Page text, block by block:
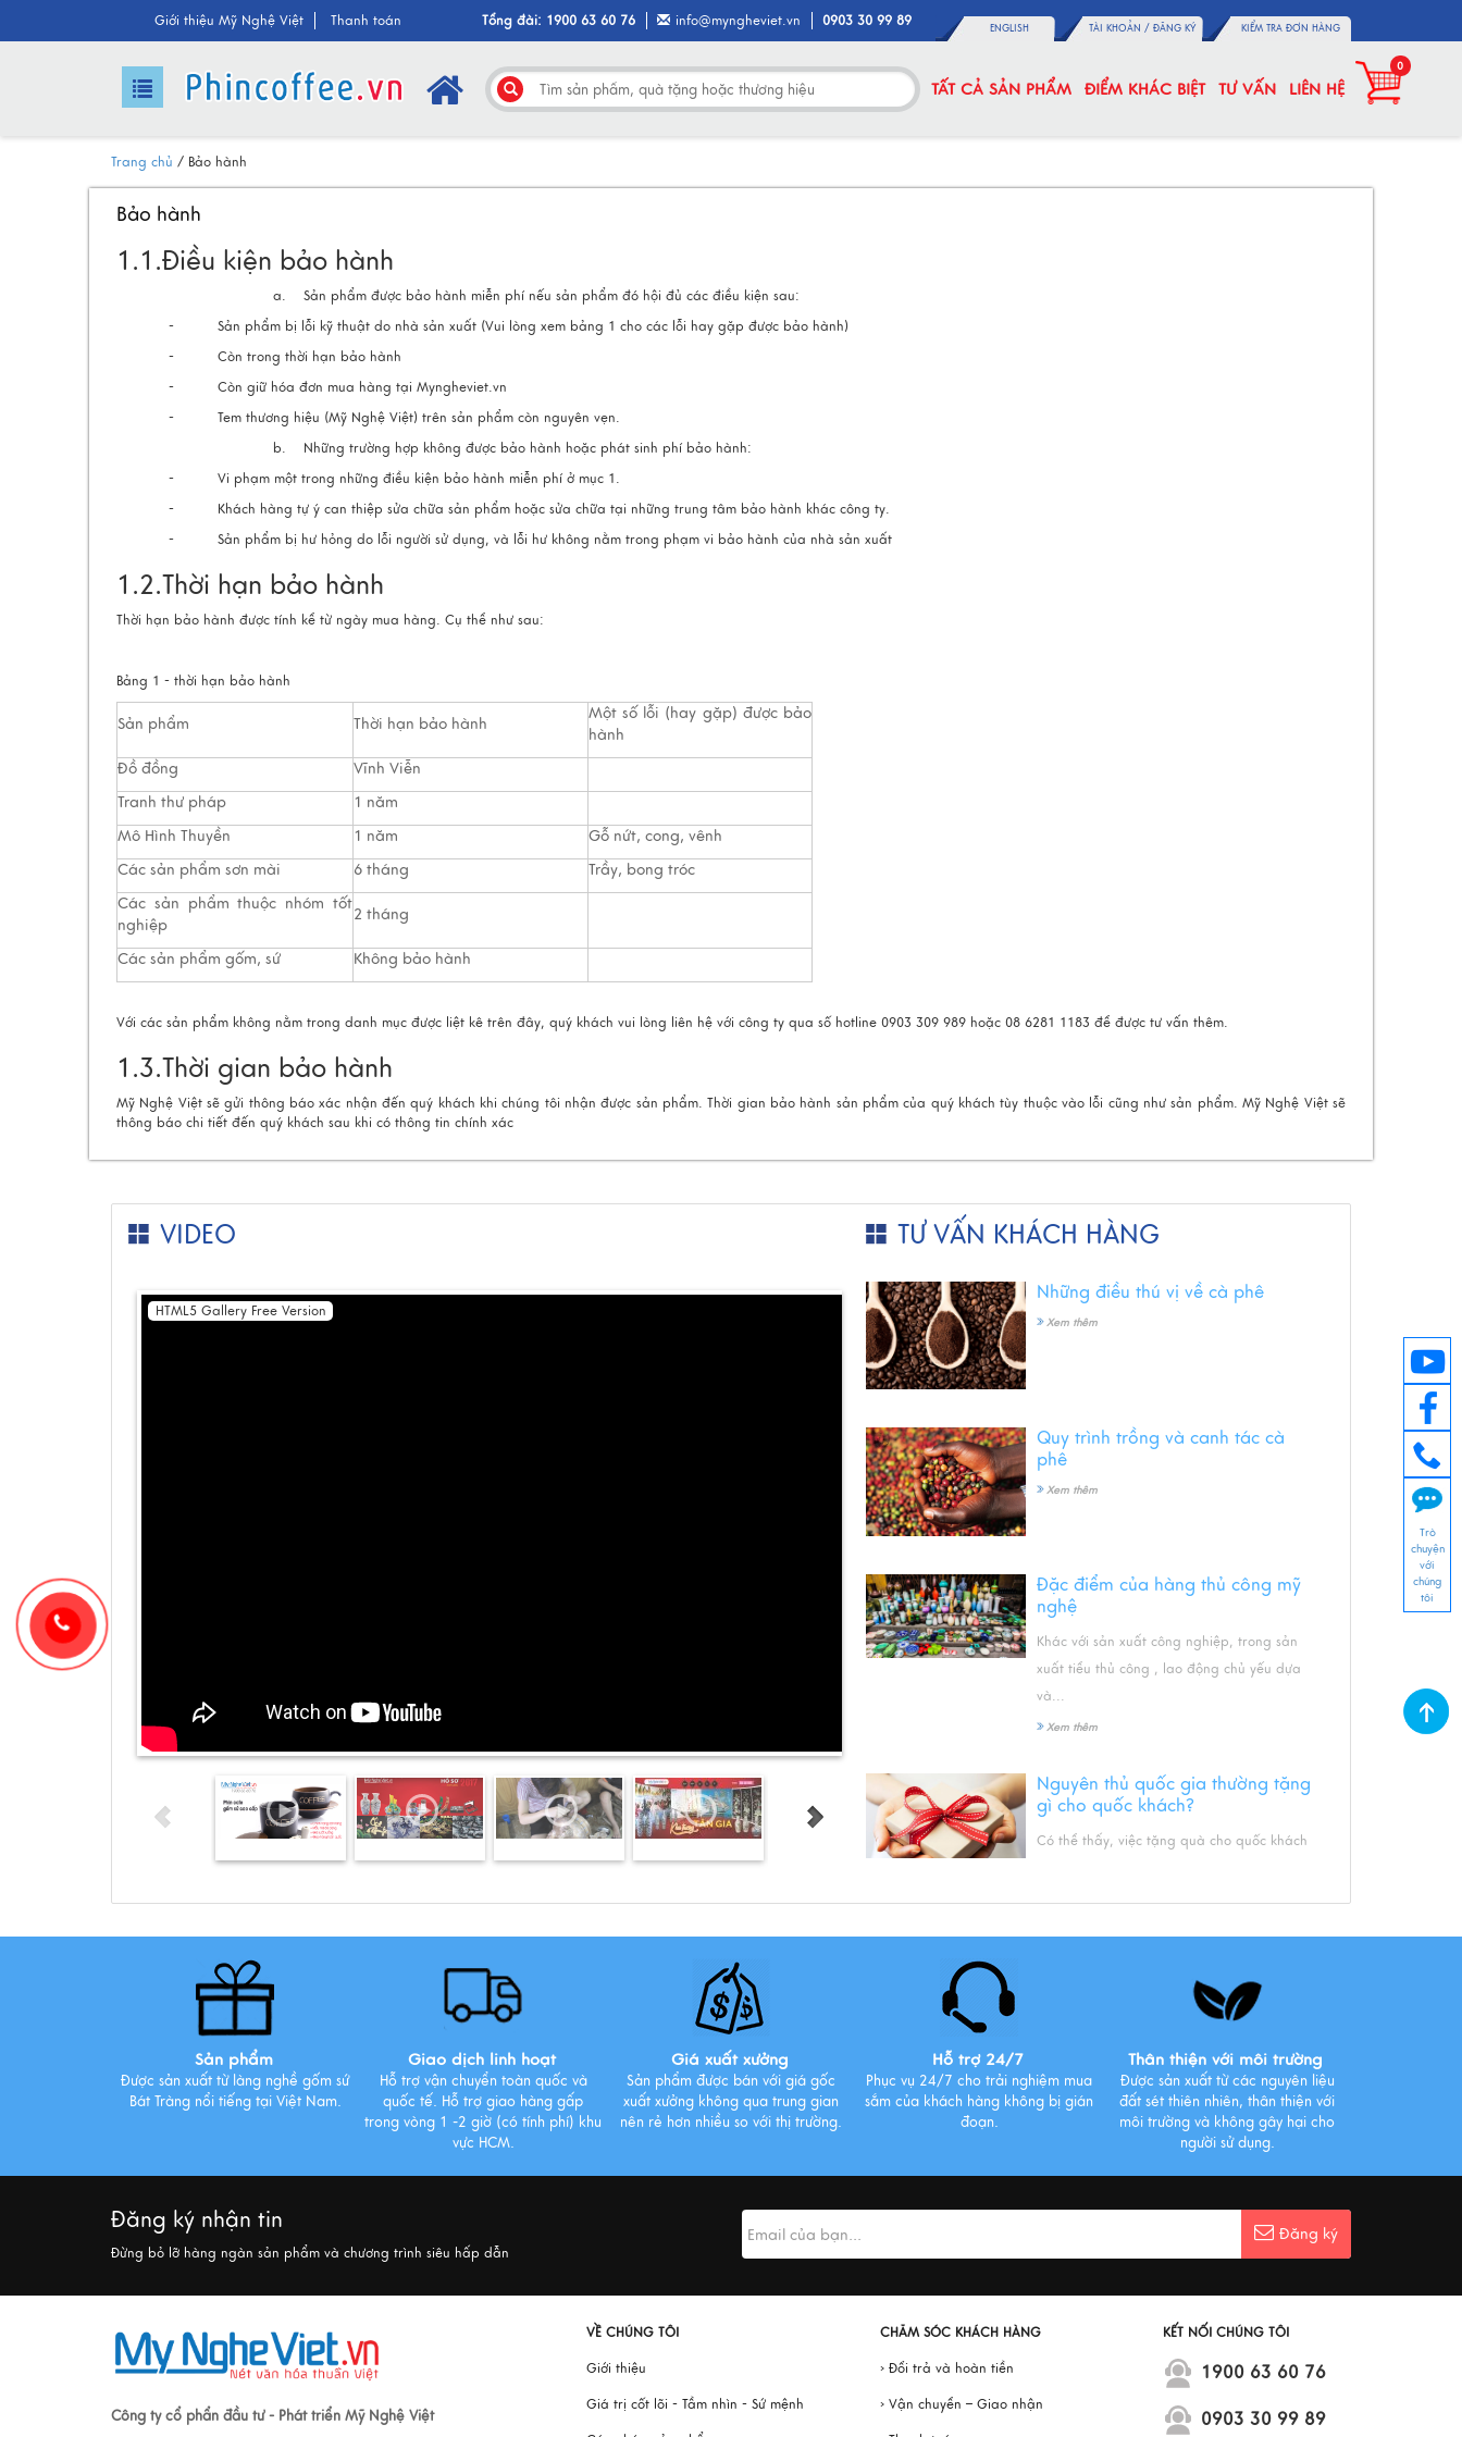
Giới thiệu Mỹ Nghệ Việt Thanh toán Tổng đài: 1900 63 60 76 info@myngheviet.vn 0903 30 99 89 ENGLISH TÀI KHOẢN / ĐĂNG KÝ KIỂM TRA ĐƠN HÀNG
TẤT CẢ SẢN PHẨM ĐIỂM KHÁC BIỆT TƯ VẤN LIÊN HỆ
0
Trang chủ / Bảo hành
Bảo hành
1.1.Điều kiện bảo hành
a. Sản phẩm được bảo hành miễn phí nếu sản phẩm đó hội đủ các điều kiện sau:
- Sản phẩm bị lỗi kỹ thuật do nhà sản xuất (Vui lòng xem bảng 1 cho các lỗi hay gặp được bảo hành)
- Còn trong thời hạn bảo hành
- Còn giữ hóa đơn mua hàng tại Myngheviet.vn
- Tem thương hiệu (Mỹ Nghệ Việt) trên sản phẩm còn nguyên vẹn.
b. Những trường hợp không được bảo hành hoặc phát sinh phí bảo hành:
- Vi phạm một trong những điều kiện bảo hành miễn phí ở mục 1.
- Khách hàng tự ý can thiệp sửa chữa sản phẩm hoặc sửa chữa tại những trung tâm bảo hành khác công ty.
- Sản phẩm bị hư hỏng do lỗi người sử dụng, và lỗi hư không nằm trong phạm vi bảo hành của nhà sản xuất
1.2.Thời hạn bảo hành
Thời hạn bảo hành được tính kể từ ngày mua hàng. Cụ thể như sau:
Bảng 1 - thời hạn bảo hành
Sản phẩm Thời hạn bảo hành
Một số lỗi (hay gặp) được bảo
hành
Đồ đồng
Vĩnh Viễn
Tranh thư pháp
1 năm
Mô Hình Thuyền
1 năm
Gỗ nứt, cong, vênh
Các sản phẩm sơn mài
6 tháng
Trầy, bong tróc
Các sản phẩm thuộc nhóm tốt
nghiệp
2 tháng
Các sản phẩm gốm, sứ Không bảo hành
Với các sản phẩm không nằm trong danh mục được liệt kê trên đây, quý khách vui lòng liên hệ với công ty qua số hotline 0903 309 989 hoặc 08 6281 1183 để được tư vấn thêm.
1.3.Thời gian bảo hành
Mỹ Nghệ Việt sẽ gửi thông báo xác nhận đến quý khách khi chúng tôi nhận được sản phẩm. Thời gian bảo hành sản phẩm của quý khách tùy thuộc vào lỗi cũng như sản phẩm. Mỹ Nghệ Việt sẽ
thông báo chi tiết đến quý khách sau khi có thông tin chính xác
VIDEO
HTML5 Gallery Free Version
TƯ VẤN KHÁCH HÀNG
Những điều thú vị về cà phê
Xem thêm
Quy trình trồng và canh tác cà
phê
Xem thêm
Đặc điểm của hàng thủ công mỹ
nghệ
Khác với sản xuất công nghiệp, trong sản
xuất tiểu thủ công , lao động chủ yếu dựa
và...
Xem thêm
Nguyên thủ quốc gia thường tặng
gì cho quốc khách?
Có thể thấy, việc tặng quà cho quốc khách
Tìm hiểu những lợi ích bất ngờ từ
thói quen uống cà phê mỗi sáng
3 Cách Chọn Cà Phê Pha Phin
Sản phẩm
Được sản xuất từ làng nghề gốm sứ
Bát Tràng nổi tiếng tại Việt Nam.
Giao dịch linh hoạt
Hỗ trợ vận chuyển toàn quốc và
quốc tế. Hỗ trợ giao hàng gấp
trong vòng 1 -2 giờ (có tính phí) khu
vực HCM.
Giá xuất xưởng
Sản phẩm được bán với giá gốc
xuất xưởng không qua trung gian
nên rẻ hơn nhiều so với thị trường.
Hỗ trợ 24/7
Phục vụ 24/7 cho trải nghiệm mua
sắm của khách hàng không bị gián
đoạn.
Thân thiện với môi trường
Được sản xuất từ các nguyên liệu
đất sét thiên nhiên, thân thiện với
môi trường và không gây hại cho
người sử dụng.
Đăng ký nhận tin
Đừng bỏ lỡ hàng ngàn sản phẩm và chương trình siêu hấp dẫn
Đăng ký
Công ty cổ phẩn đầu tư - Phát triển Mỹ Nghệ Việt
VỀ CHÚNG TÔI
Giới thiệu
Giá trị cốt lõi - Tầm nhìn - Sứ mệnh
CHĂM SÓC KHÁCH HÀNG
› Đổi trả và hoàn tiền
› Vận chuyển – Giao nhận
KẾT NỐI CHÚNG TÔI
1900 63 60 76
0903 30 99 89
Trò
chuyện
với
chúng
tôi